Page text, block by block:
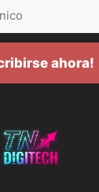
ahora!